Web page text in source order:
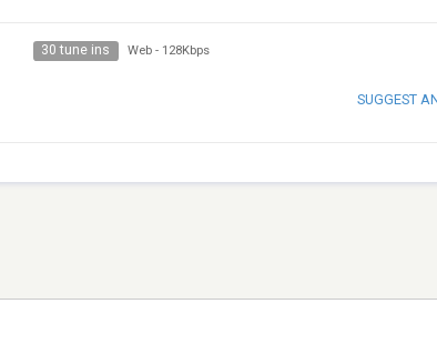
30 tune ins Web - 128Kbps
SUGGEST